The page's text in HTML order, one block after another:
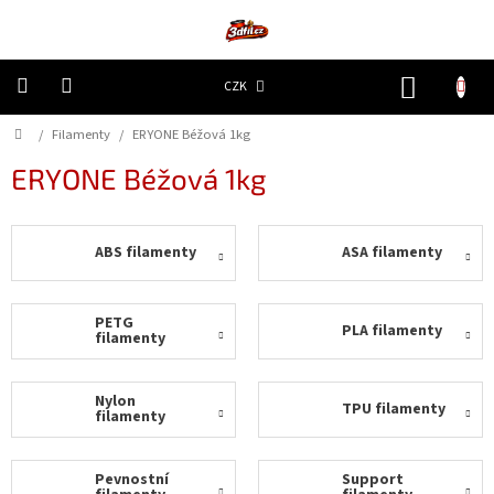
CZK
díly
ceny
Domů
/ Filamenty / ERYONE Béžová 1kg
ERYONE Béžová 1kg
ABS filamenty ASA filamenty
PETG
filamenty PLA filamenty
Nylon
filamenty TPU filamenty
Pevnostní Support